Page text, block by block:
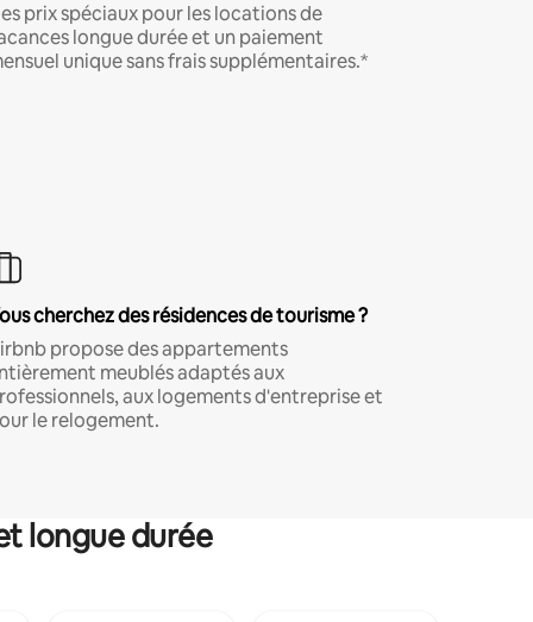
prix spéciaux pour les locations de
longue durée et un paiement
unique sans frais supplémentaires.*
cherchez des résidences de tourisme ?
propose des appartements
meublés adaptés aux
aux logements d'entreprise et
le relogement.
longue durée